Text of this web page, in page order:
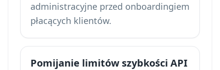
administracyjne przed onboardingiem
płacących klientów.
Pomijanie limitów szybkości API